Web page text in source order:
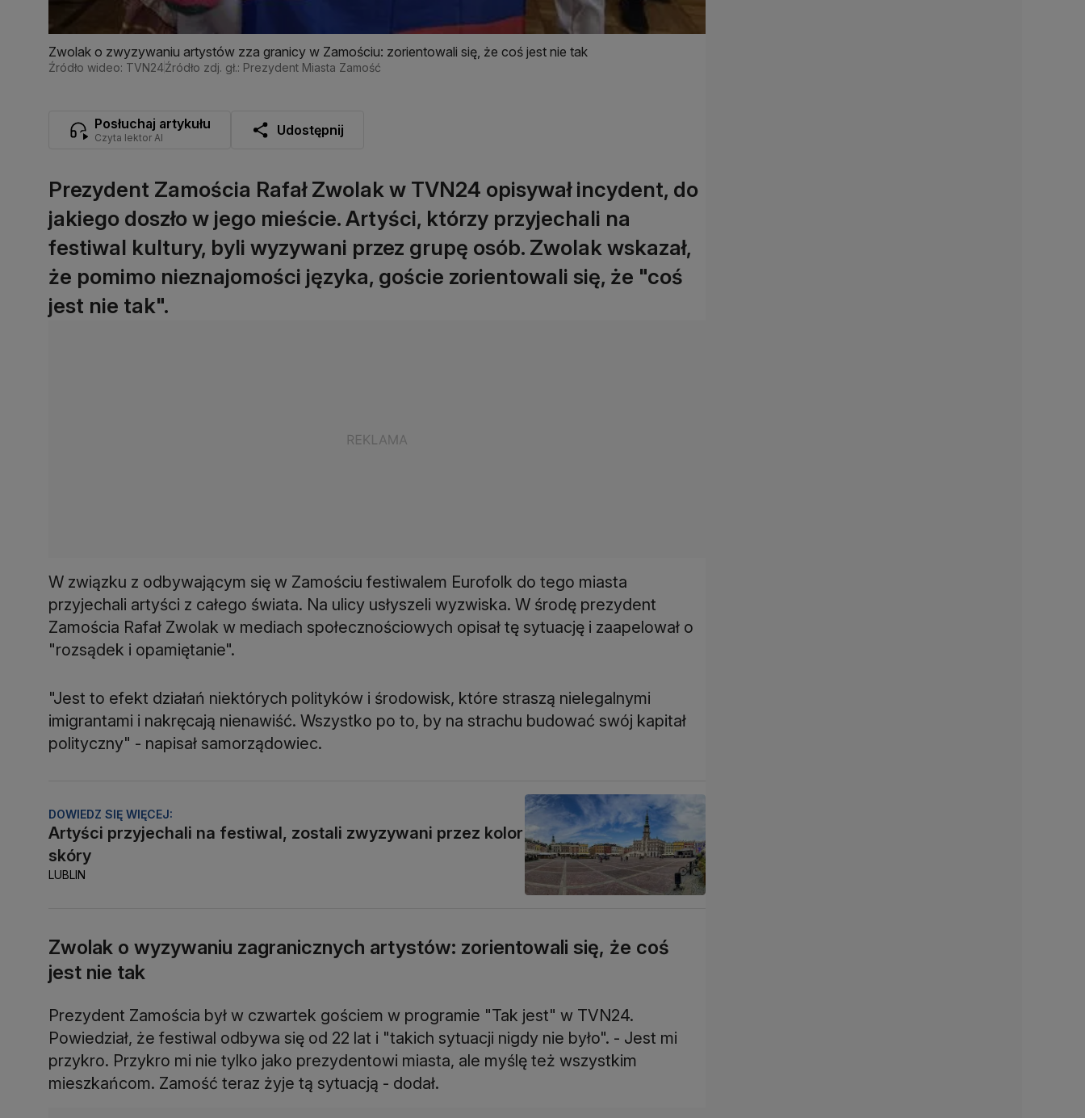
Zwolak o zwyzywaniu artystów zza granicy w Zamościu: zorientowali się, że coś jest nie tak
Źródło wideo: TVN24Źródło zdj. gł.: Prezydent Miasta Zamość
Posłuchaj artykułu
Czyta lektor AI Udostępnij
Prezydent Zamościa Rafał Zwolak w TVN24 opisywał incydent, do
jakiego doszło w jego mieście. Artyści, którzy przyjechali na
festiwal kultury, byli wyzywani przez grupę osób. Zwolak wskazał,
że pomimo nieznajomości języka, goście zorientowali się, że "coś
jest nie tak".
W związku z odbywającym się w Zamościu festiwalem Eurofolk do tego miasta
przyjechali artyści z całego świata. Na ulicy usłyszeli wyzwiska. W środę prezydent
Zamościa Rafał Zwolak w mediach społecznościowych opisał tę sytuację i zaapelował o
"rozsądek i opamiętanie".
"Jest to efekt działań niektórych polityków i środowisk, które straszą nielegalnymi
imigrantami i nakręcają nienawiść. Wszystko po to, by na strachu budować swój kapitał
polityczny" - napisał samorządowiec.
DOWIEDZ SIĘ WIĘCEJ:
Artyści przyjechali na festiwal, zostali zwyzywani przez kolor
skóry
LUBLIN
Zwolak o wyzywaniu zagranicznych artystów: zorientowali się, że coś
jest nie tak
Prezydent Zamościa był w czwartek gościem w programie "Tak jest" w TVN24.
Powiedział, że festiwal odbywa się od 22 lat i "takich sytuacji nigdy nie było". - Jest mi
przykro. Przykro mi nie tylko jako prezydentowi miasta, ale myślę też wszystkim
mieszkańcom. Zamość teraz żyje tą sytuacją - dodał.